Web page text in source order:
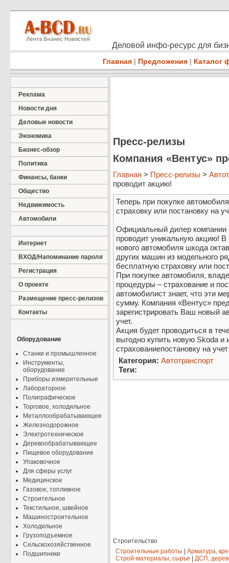
Деловой инфо-ресурс для
Главная | Предложения | Каталог
Реклама
Новости дня
Деловые новости
Экономика
Бизнес-обзор
Политика
Финансы, банки
Общество
Недвижимость
Автомобили
Интернет
ВХОД/Напоминание пароля
Регистрация
О проекте
Размещение пресс-релизов
Контакты
Оборудование
Станки и промышленное
Инструменты,
оборудование
Приборы измерительные
Лабораторное
Полиграфическое
Торговое, холодильное
Металлообрабатывающее
Железнодорожное
Электротехническое
Деревообрабатывающее
Пищевое оборудование
Упаковочное
Для сферы услуг
Медицинское
Газовое, топливное
Строительное
Текстильное, швейное
Машиностроительное
Холодильное
Грузоподъемное
Сельскохозяйственное
Подшипники
Пресс-релизы
Компания «Вентус»
Главная > Пресс-релизы >
проводит акцию!
Теперь при покупке
страховку или постановку на
Официальный дилер компании
проводит уникальную акцию! В
нового автомобиля шкода
других машин из модельного
бесплатную страховку или
При покупке автомобиля,
процедуры – страхование и
автомобилист знает, что эти
сумму. Компания «Вентус»
зарегистрировать Ваш новый
учет.
Акция будет проводиться в
выгодно купить новую Skoda и
страхованиепостановку на
Категория: Автотранспорт
Теги:
Строительство
Строительные работы
Арматура,
Строй-материалы, сырье
ДСП,